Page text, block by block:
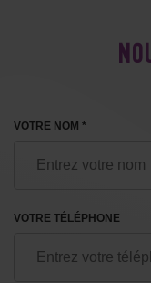
VOTRE NOM *
VOTRE TÉLÉPHONE